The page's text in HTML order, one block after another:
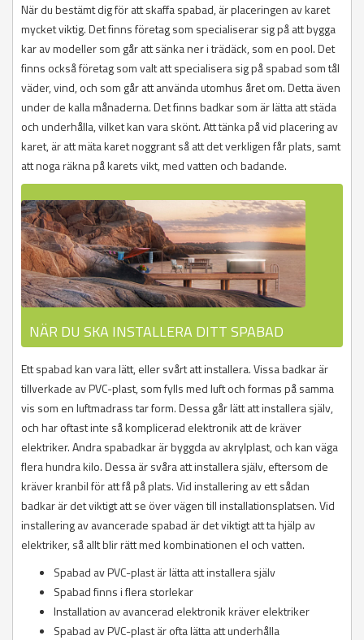
När du bestämt dig för att skaffa spabad, är placeringen av karet
mycket viktig. Det finns företag som specialiserar sig på att bygga
kar av modeller som går att sänka ner i trädäck, som en pool. Det
finns också företag som valt att specialisera sig på spabad som tål
väder, vind, och som går att använda utomhus året om. Detta även
under de kalla månaderna. Det finns badkar som är lätta att städa
och underhålla, vilket kan vara skönt. Att tänka på vid placering av
karet, är att mäta karet noggrant så att det verkligen får plats, samt
att noga räkna på karets vikt, med vatten och badande.
NÄR DU SKA INSTALLERA DITT SPABAD
Ett spabad kan vara lätt, eller svårt att installera. Vissa badkar är
tillverkade av PVC-plast, som fylls med luft och formas på samma
vis som en luftmadrass tar form. Dessa går lätt att installera själv,
och har oftast inte så komplicerad elektronik att de kräver
elektriker. Andra spabadkar är byggda av akrylplast, och kan väga
flera hundra kilo. Dessa är svåra att installera själv, eftersom de
kräver kranbil för att få på plats. Vid installering av ett sådan
badkar är det viktigt att se över vägen till installationsplatsen. Vid
installering av avancerade spabad är det viktigt att ta hjälp av
elektriker, så allt blir rätt med kombinationen el och vatten.
Spabad av PVC-plast är lätta att installera själv
Spabad finns i flera storlekar
Installation av avancerad elektronik kräver elektriker
Spabad av PVC-plast är ofta lätta att underhålla